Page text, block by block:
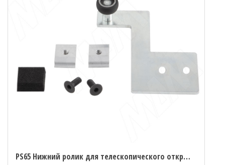
PS65 Нижний ролик для телескопического открывания фасадов правый (PS65PI1005)